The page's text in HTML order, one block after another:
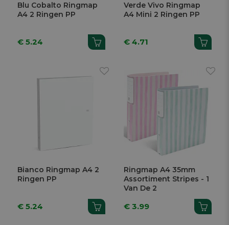
Blu Cobalto Ringmap
A4 2 Ringen PP
€ 5.24
Verde Vivo Ringmap
A4 Mini 2 Ringen PP
€ 4.71
Bianco Ringmap A4 2
Ringen PP
€ 5.24
Ringmap A4 35mm
Assortiment Stripes - 1
Van De 2
€ 3.99